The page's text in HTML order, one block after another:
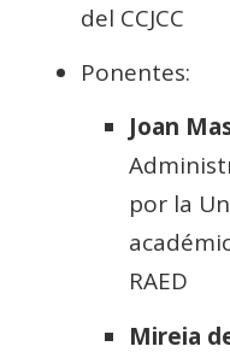
del CCJCC
Ponentes:
Joan
por la
RAED
Mireia